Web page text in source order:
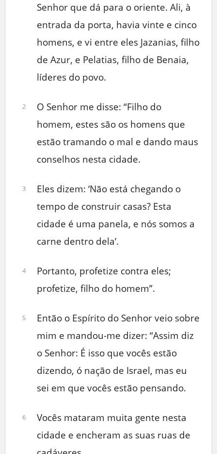
Senhor que dá para o oriente. Ali, à
entrada da porta, havia vinte e cinco
homens, e vi entre eles Jazanias, filho
de Azur, e Pelatias, filho de Benaia,
líderes do povo.
2
O Senhor me disse: “Filho do
homem, estes são os homens que
estão tramando o mal e dando maus
conselhos nesta cidade.
3
Eles dizem: ‘Não está chegando o
tempo de construir casas? Esta
cidade é uma panela, e nós somos a
carne dentro dela’.
4
Portanto, profetize contra eles;
profetize, filho do homem”.
5
Então o Espírito do Senhor veio sobre
mim e mandou-me dizer: “Assim diz
o Senhor: É isso que vocês estão
dizendo, ó nação de Israel, mas eu
sei em que vocês estão pensando.
6
Vocês mataram muita gente nesta
cidade e encheram as suas ruas de